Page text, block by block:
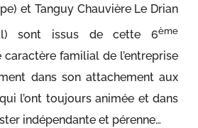
et Tanguy Chauvière Le Drian
sont issus de cette 6ème
caractère familial de l’entreprise
dans son attachement aux
l’ont toujours animée et dans
indépendante et pérenne…